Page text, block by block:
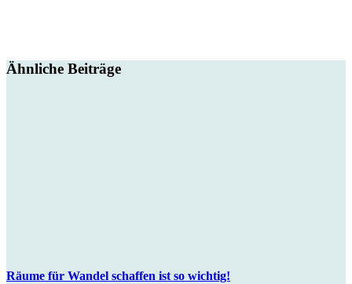
Ähnliche Beiträge
Räume für Wandel schaffen ist so wichtig!